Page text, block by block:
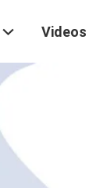
Videos